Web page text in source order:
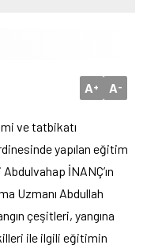
A+ A-
ve tatbikatı
yapılan eğitim
İNANÇ’ın
Uzmanı Abdullah
çeşitleri, yangına
ile ilgili eğitimin